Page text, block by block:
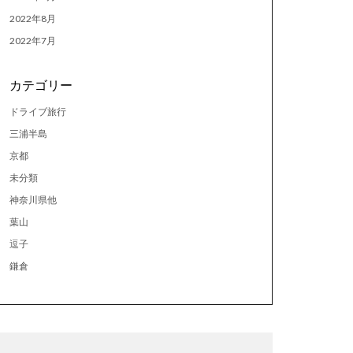
2022年8月
2022年7月
カテゴリー
ドライブ旅行
三浦半島
京都
未分類
神奈川県他
葉山
逗子
鎌倉